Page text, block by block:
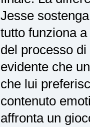
Jesse
tutto funziona
del processo
evidente che
che lui
contenuto
affronta un